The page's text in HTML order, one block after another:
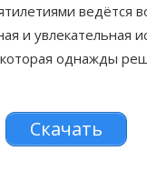
ведётся
и увлекательная
однажды
Скачать